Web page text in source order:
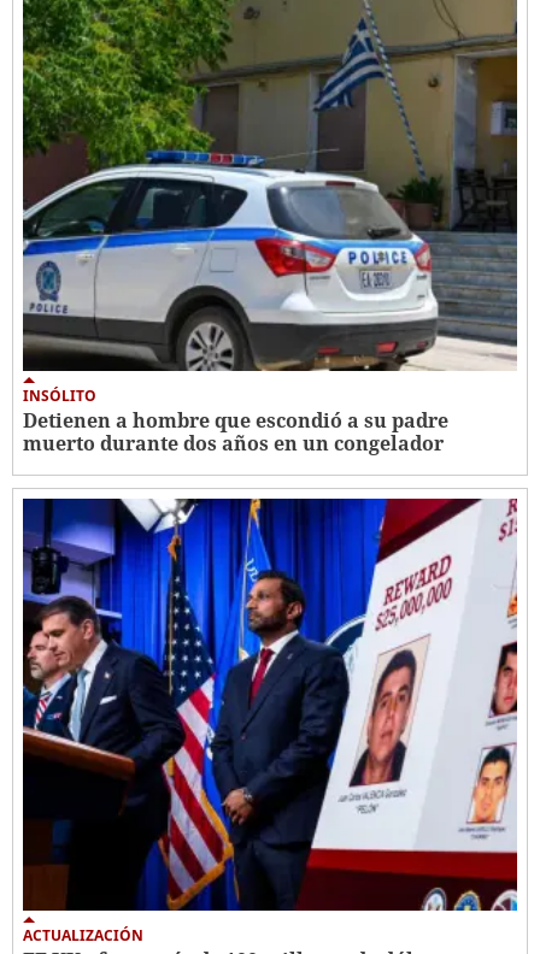
INSÓLITO
Detienen a hombre que escondió a su padre
muerto durante dos años en un congelador
ACTUALIZACIÓN